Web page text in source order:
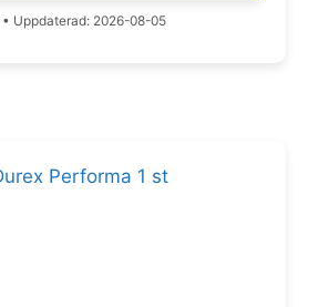
• Uppdaterad: 2026-08-05